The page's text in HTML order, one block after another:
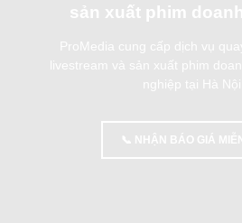
sản xuất phim
ProMedia cung cấp dịch vụ
livestream và sản xuất phim
nghiệp tại Hà Nội.
📞 NHẬN BÁO GIÁ